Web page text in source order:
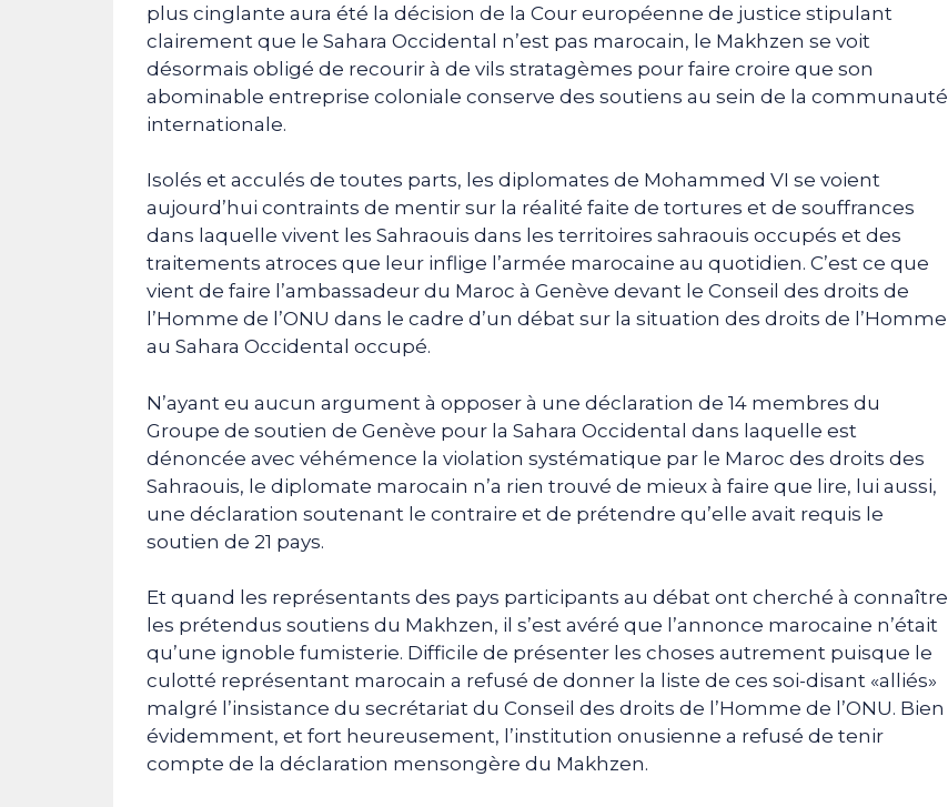
plus cinglante aura été la décision de la Cour européenne de justice stipulant
clairement que le Sahara Occidental n’est pas marocain, le Makhzen se voit
désormais obligé de recourir à de vils stratagèmes pour faire croire que son
abominable entreprise coloniale conserve des soutiens au sein de la communauté
internationale.
Isolés et acculés de toutes parts, les diplomates de Mohammed VI se voient
aujourd’hui contraints de mentir sur la réalité faite de tortures et de souffrances
dans laquelle vivent les Sahraouis dans les territoires sahraouis occupés et des
traitements atroces que leur inflige l’armée marocaine au quotidien. C’est ce que
vient de faire l’ambassadeur du Maroc à Genève devant le Conseil des droits de
l’Homme de l’ONU dans le cadre d’un débat sur la situation des droits de l’Homme
au Sahara Occidental occupé.
N’ayant eu aucun argument à opposer à une déclaration de 14 membres du
Groupe de soutien de Genève pour la Sahara Occidental dans laquelle est
dénoncée avec véhémence la violation systématique par le Maroc des droits des
Sahraouis, le diplomate marocain n’a rien trouvé de mieux à faire que lire, lui aussi,
une déclaration soutenant le contraire et de prétendre qu’elle avait requis le
soutien de 21 pays.
Et quand les représentants des pays participants au débat ont cherché à connaître
les prétendus soutiens du Makhzen, il s’est avéré que l’annonce marocaine n’était
qu’une ignoble fumisterie. Difficile de présenter les choses autrement puisque le
culotté représentant marocain a refusé de donner la liste de ces soi-disant «alliés»
malgré l’insistance du secrétariat du Conseil des droits de l’Homme de l’ONU. Bien
évidemment, et fort heureusement, l’institution onusienne a refusé de tenir
compte de la déclaration mensongère du Makhzen.